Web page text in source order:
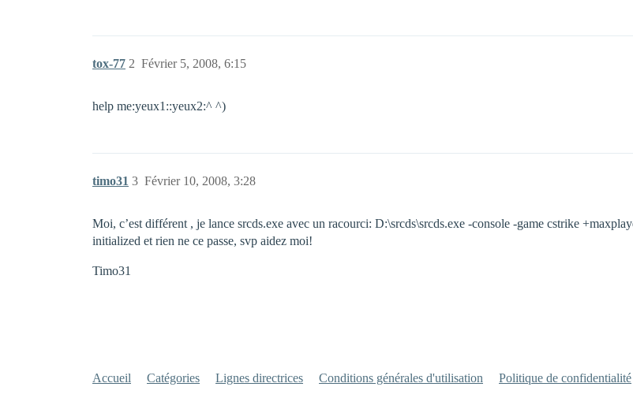
tox-77 Février 5, 2008, 6:15
2
help me:yeux1::yeux2:^ ^)
timo31 Février 10, 2008, 3:28
3
Moi, c’est différent , je lance srcds.exe avec un racourci: D:\srcds\srcds.exe -console -game cstrike
initialized et rien ne ce passe, svp aidez moi!
Timo31
Accueil Catégories Lignes directrices Conditions générales d'utilisation Politique de confidentialité